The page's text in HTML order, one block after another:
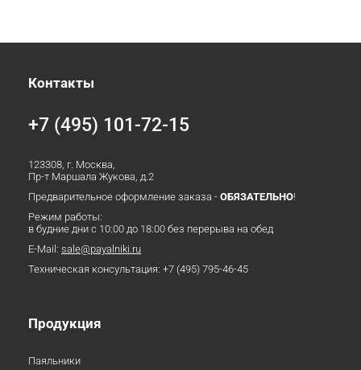
Контакты
+7 (495) 101-72-15
123308, г. Москва,
Пр-т Маршала Жукова, д.2
Предварительное оформление заказа - ОБЯЗАТЕЛЬНО!
Режим работы:
в будние дни с 10:00 до 18:00 без перерыва на обед
E-Mail: sale@payalniki.ru
Техническая консультация: +7 (495) 795-46-45
Продукция
Паяльники